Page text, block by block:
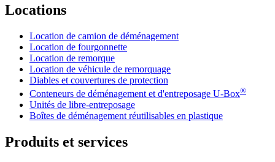
Locations
Location de camion de déménagement
Location de fourgonnette
Location de remorque
Location de véhicule de remorquage
Diables et couvertures de protection
Conteneurs de déménagement et d'entreposage U-Box®
Unités de libre-entreposage
Boîtes de déménagement réutilisables en plastique
Produits et services